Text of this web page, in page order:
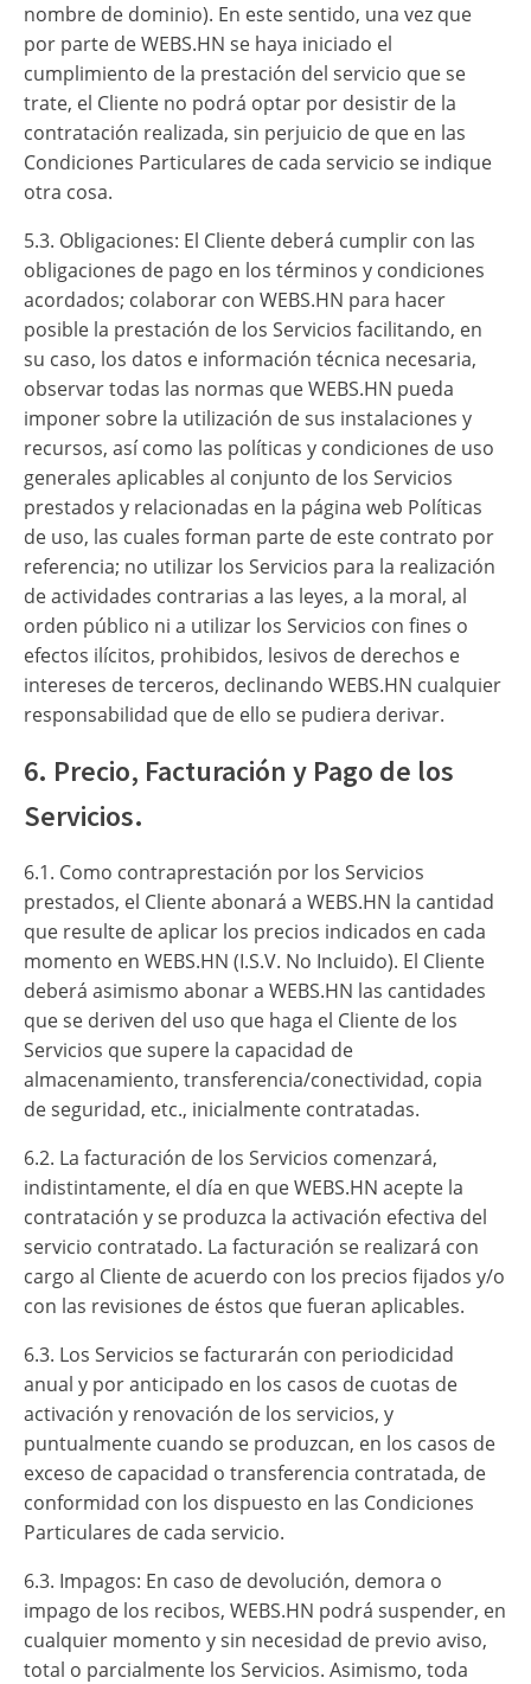
nombre de dominio). En este sentido, una vez que
por parte de WEBS.HN se haya iniciado el
cumplimiento de la prestación del servicio que se
trate, el Cliente no podrá optar por desistir de la
contratación realizada, sin perjuicio de que en las
Condiciones Particulares de cada servicio se indique
otra cosa.
5.3. Obligaciones: El Cliente deberá cumplir con las
obligaciones de pago en los términos y condiciones
acordados; colaborar con WEBS.HN para hacer
posible la prestación de los Servicios facilitando, en
su caso, los datos e información técnica necesaria,
observar todas las normas que WEBS.HN pueda
imponer sobre la utilización de sus instalaciones y
recursos, así como las políticas y condiciones de uso
generales aplicables al conjunto de los Servicios
prestados y relacionadas en la página web Políticas
de uso, las cuales forman parte de este contrato por
referencia; no utilizar los Servicios para la realización
de actividades contrarias a las leyes, a la moral, al
orden público ni a utilizar los Servicios con fines o
efectos ilícitos, prohibidos, lesivos de derechos e
intereses de terceros, declinando WEBS.HN cualquier
responsabilidad que de ello se pudiera derivar.
6. Precio, Facturación y Pago de los
Servicios.
6.1. Como contraprestación por los Servicios
prestados, el Cliente abonará a WEBS.HN la cantidad
que resulte de aplicar los precios indicados en cada
momento en WEBS.HN (I.S.V. No Incluido). El Cliente
deberá asimismo abonar a WEBS.HN las cantidades
que se deriven del uso que haga el Cliente de los
Servicios que supere la capacidad de
almacenamiento, transferencia/conectividad, copia
de seguridad, etc., inicialmente contratadas.
6.2. La facturación de los Servicios comenzará,
indistintamente, el día en que WEBS.HN acepte la
contratación y se produzca la activación efectiva del
servicio contratado. La facturación se realizará con
cargo al Cliente de acuerdo con los precios fijados y/o
con las revisiones de éstos que fueran aplicables.
6.3. Los Servicios se facturarán con periodicidad
anual y por anticipado en los casos de cuotas de
activación y renovación de los servicios, y
puntualmente cuando se produzcan, en los casos de
exceso de capacidad o transferencia contratada, de
conformidad con los dispuesto en las Condiciones
Particulares de cada servicio.
6.3. Impagos: En caso de devolución, demora o
impago de los recibos, WEBS.HN podrá suspender, en
cualquier momento y sin necesidad de previo aviso,
total o parcialmente los Servicios. Asimismo, toda